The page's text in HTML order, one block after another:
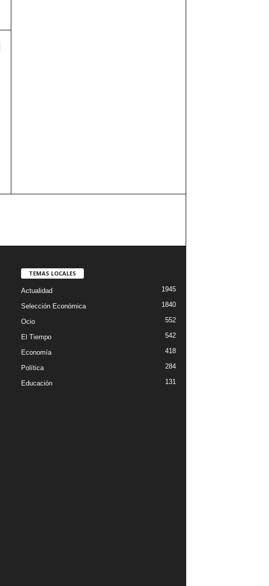
TEMAS LOCALES
Actualidad 1945
Selección Económica 1840
Ocio 552
El Tiempo 542
Economía 418
Política 284
Educación 131